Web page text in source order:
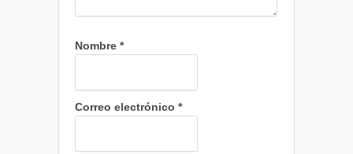
Nombre *
Correo electrónico *